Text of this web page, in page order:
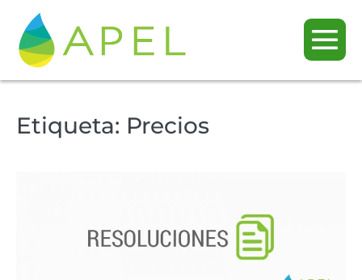
Etiqueta: Precios